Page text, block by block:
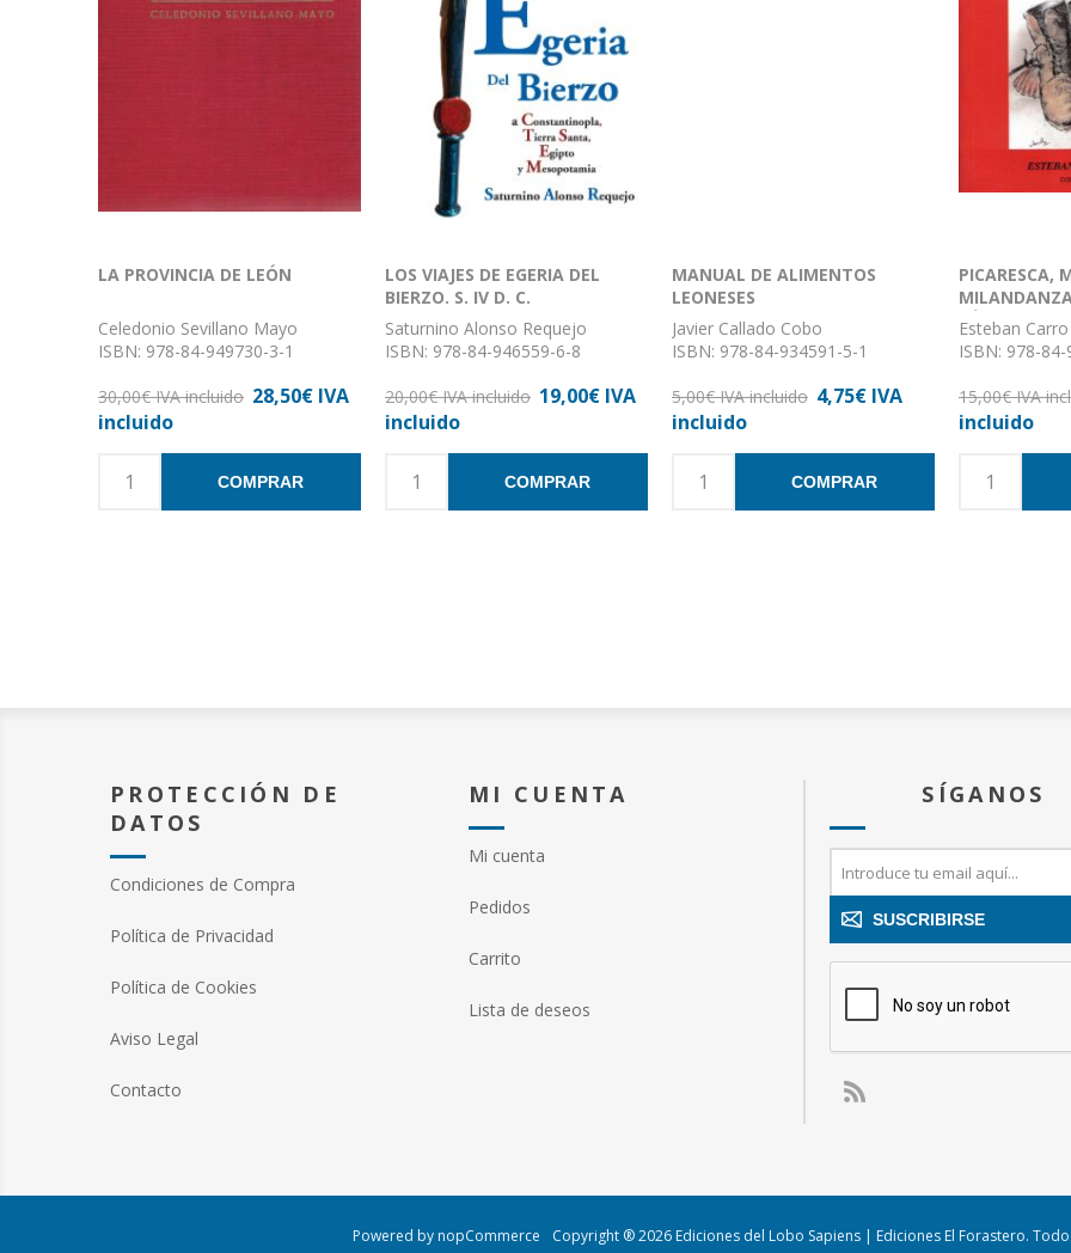
LA PROVINCIA DE LEÓN
Celedonio Sevillano Mayo
ISBN: 978-84-949730-3-1
Nº de páginas: 450
Encuadernación: TAPA DURA
30,00€ IVA incluido 28,50€ IVA
incluido
COMPRAR
LOS VIAJES DE EGERIA DEL
BIERZO. S. IV D. C.
Saturnino Alonso Requejo
ISBN: 978-84-946559-6-8
Nº de páginas: 430
Encuadernación: Rústica
20,00€ IVA incluido 19,00€ IVA
incluido
COMPRAR
MANUAL DE ALIMENTOS
LEONESES
Javier Callado Cobo
ISBN: 978-84-934591-5-1
Nº de páginas: 28
Encuadernación: Rústica
5,00€ IVA incluido 4,75€ IVA
incluido
COMPRAR
PICARESCA,
LÁCTEA
Esteban
ISBN: 978-
15,00€ IVA
incluido
PROTECCIÓN DE
DATOS
Condiciones de Compra
Política de Privacidad
Política de Cookies
Aviso Legal
Contacto
MI CUENTA
Mi cuenta
Pedidos
Carrito
Lista de deseos
SÍGANOS
SUSCRIBIRSE
Powered by nopCommerce Copyright ® 2026 Ediciones del Lobo Sapiens | Ediciones El Forastero.